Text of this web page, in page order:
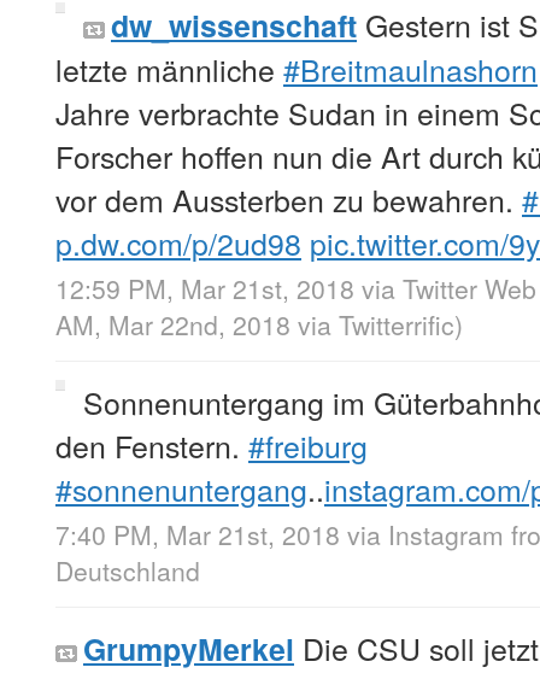
dw_wissenschaft Gestern ist
letzte männliche #Breitmaulnashorn
Jahre verbrachte Sudan in einem
Forscher hoffen nun die Art durch
vor dem Aussterben zu bewahren.
p.dw.com/p/2ud98 pic.twitter.com/
12:59 PM, Mar 21st, 2018 via Twitter
AM, Mar 22nd, 2018 via Twitterrific)
Sonnenuntergang im
den Fenstern. #freiburg
#sonnenuntergang..
7:40 PM, Mar 21st, 2018 via Instagram
Deutschland
GrumpyMerkel Die CSU soll